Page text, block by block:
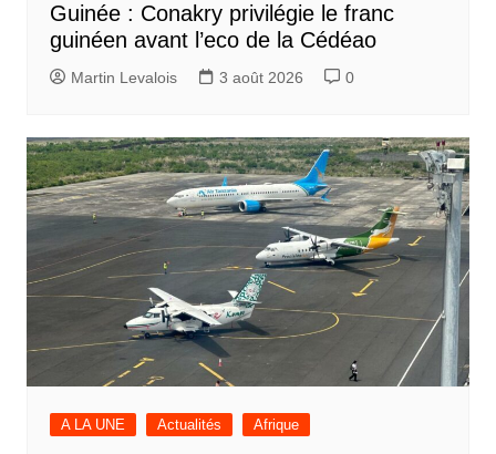
Guinée : Conakry privilégie le franc
guinéen avant l’eco de la Cédéao
Martin Levalois 3 août 2026 0
A LA UNE Actualités Afrique